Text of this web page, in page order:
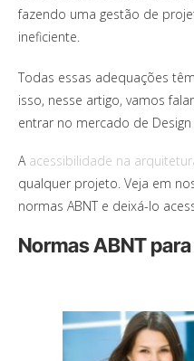
fazendo uma gestão de
ineficiente.
Todas essas adequações
isso, nesse artigo, vamos
entrar no mercado de
A acessibilidade na
qualquer projeto. Veja em
normas ABNT e deixá-lo
Normas ABNT